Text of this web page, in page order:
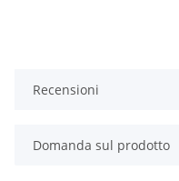
Recensioni
Domanda sul prodotto